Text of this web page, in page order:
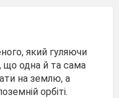
який гуляючи
одна й та сама
на землю, а
орбіті.